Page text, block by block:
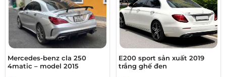
Mercedes-benz cla 250
4matic – model 2015
E200 sport sản xuất 2019
trắng ghế đen